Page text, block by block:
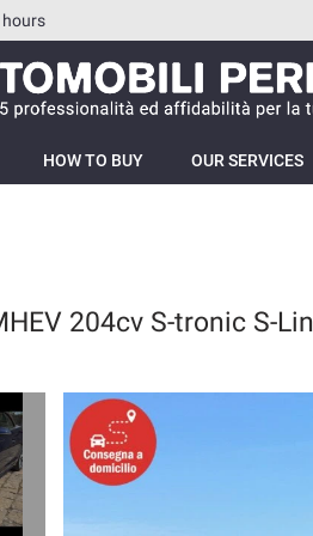
hours
HOW TO BUY OUR SERVICES
204cv S-tronic S-